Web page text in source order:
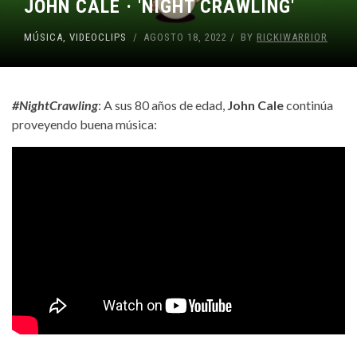
JOHN CALE · 'NIGHT CRAWLING'
MÚSICA VIDEOCLIPS AGOSTO 18, 2022 BY RICKIWARRIOR
#NightCrawling: A sus 80 años de edad, John Calecontinúa
proveyendo buena música: